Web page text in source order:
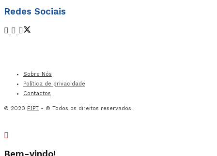
Redes Sociais
Sobre Nós
Política de privacidade
Contactos
© 2020 F1PT - © Todos os direitos reservados.